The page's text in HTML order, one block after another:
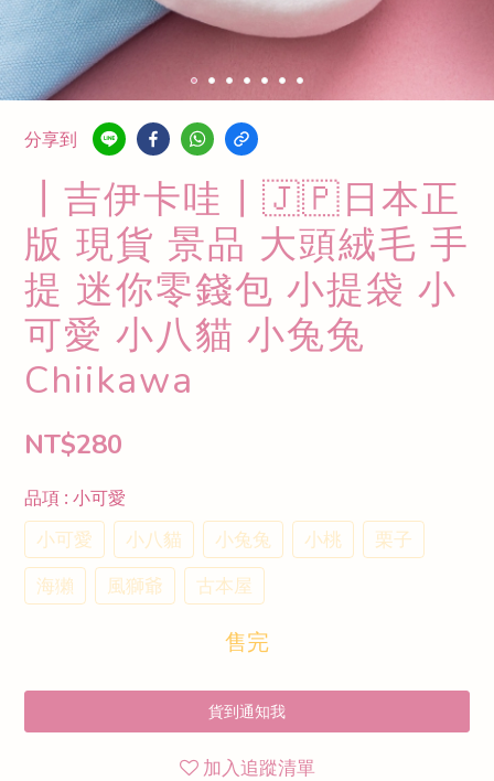
分享到
┃吉伊卡哇┃🇯🇵日本正
版 現貨 景品 大頭絨毛 手
提 迷你零錢包 小提袋 小
可愛 小八貓 小兔兔
Chiikawa
NT$280
品項 : 小可愛
小可愛 小八貓 小兔兔 小桃
栗子
海獺
風獅爺 古本屋
售完
貨到通知我
加入追蹤清單